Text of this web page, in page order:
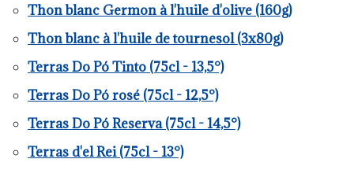
Thon blanc Germon à l'huile d'olive (160g)
Thon blanc à l'huile de tournesol (3x80g)
Terras Do Pó Tinto (75cl - 13,5°)
Terras Do Pó rosé (75cl - 12,5°)
Terras Do Pó Reserva (75cl - 14,5°)
Terras d'el Rei (75cl - 13°)